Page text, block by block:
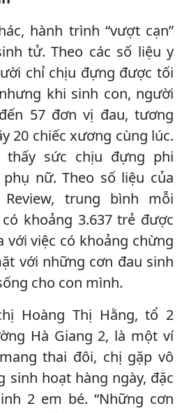
hành trình “vượt cạn”
tử. Theo các số liệu y
chỉ chịu đựng được tối
khi sinh con, người
57 đơn vị đau, tương
20 chiếc xương cùng lúc.
sức chịu đựng phi
nữ. Theo số liệu của
Review, trung bình mỗi
khoảng 3.637 trẻ được
với việc có khoảng chừng
với những cơn đau sinh
cho con mình.
Hoàng Thị Hằng, tổ 2
Hà Giang 2, là một ví
thai đôi, chị gặp vô
sinh hoạt hàng ngày, đặc
2 em bé. “Những cơn